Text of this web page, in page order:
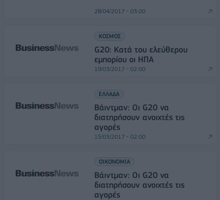
28/04/2017 - 03:00
ΚΟΣΜΟΣ
G20: Κατά του ελεύθερου
εμπορίου οι ΗΠΑ
19/03/2017 - 02:00
ΕΛΛΑΔΑ
Βάιντμαν: Οι G20 να
διατηρήσουν ανοιχτές τις
αγορές
15/03/2017 - 02:00
ΟΙΚΟΝΟΜΙΑ
Βάιντμαν: Οι G20 να
διατηρήσουν ανοιχτές τις
αγορές